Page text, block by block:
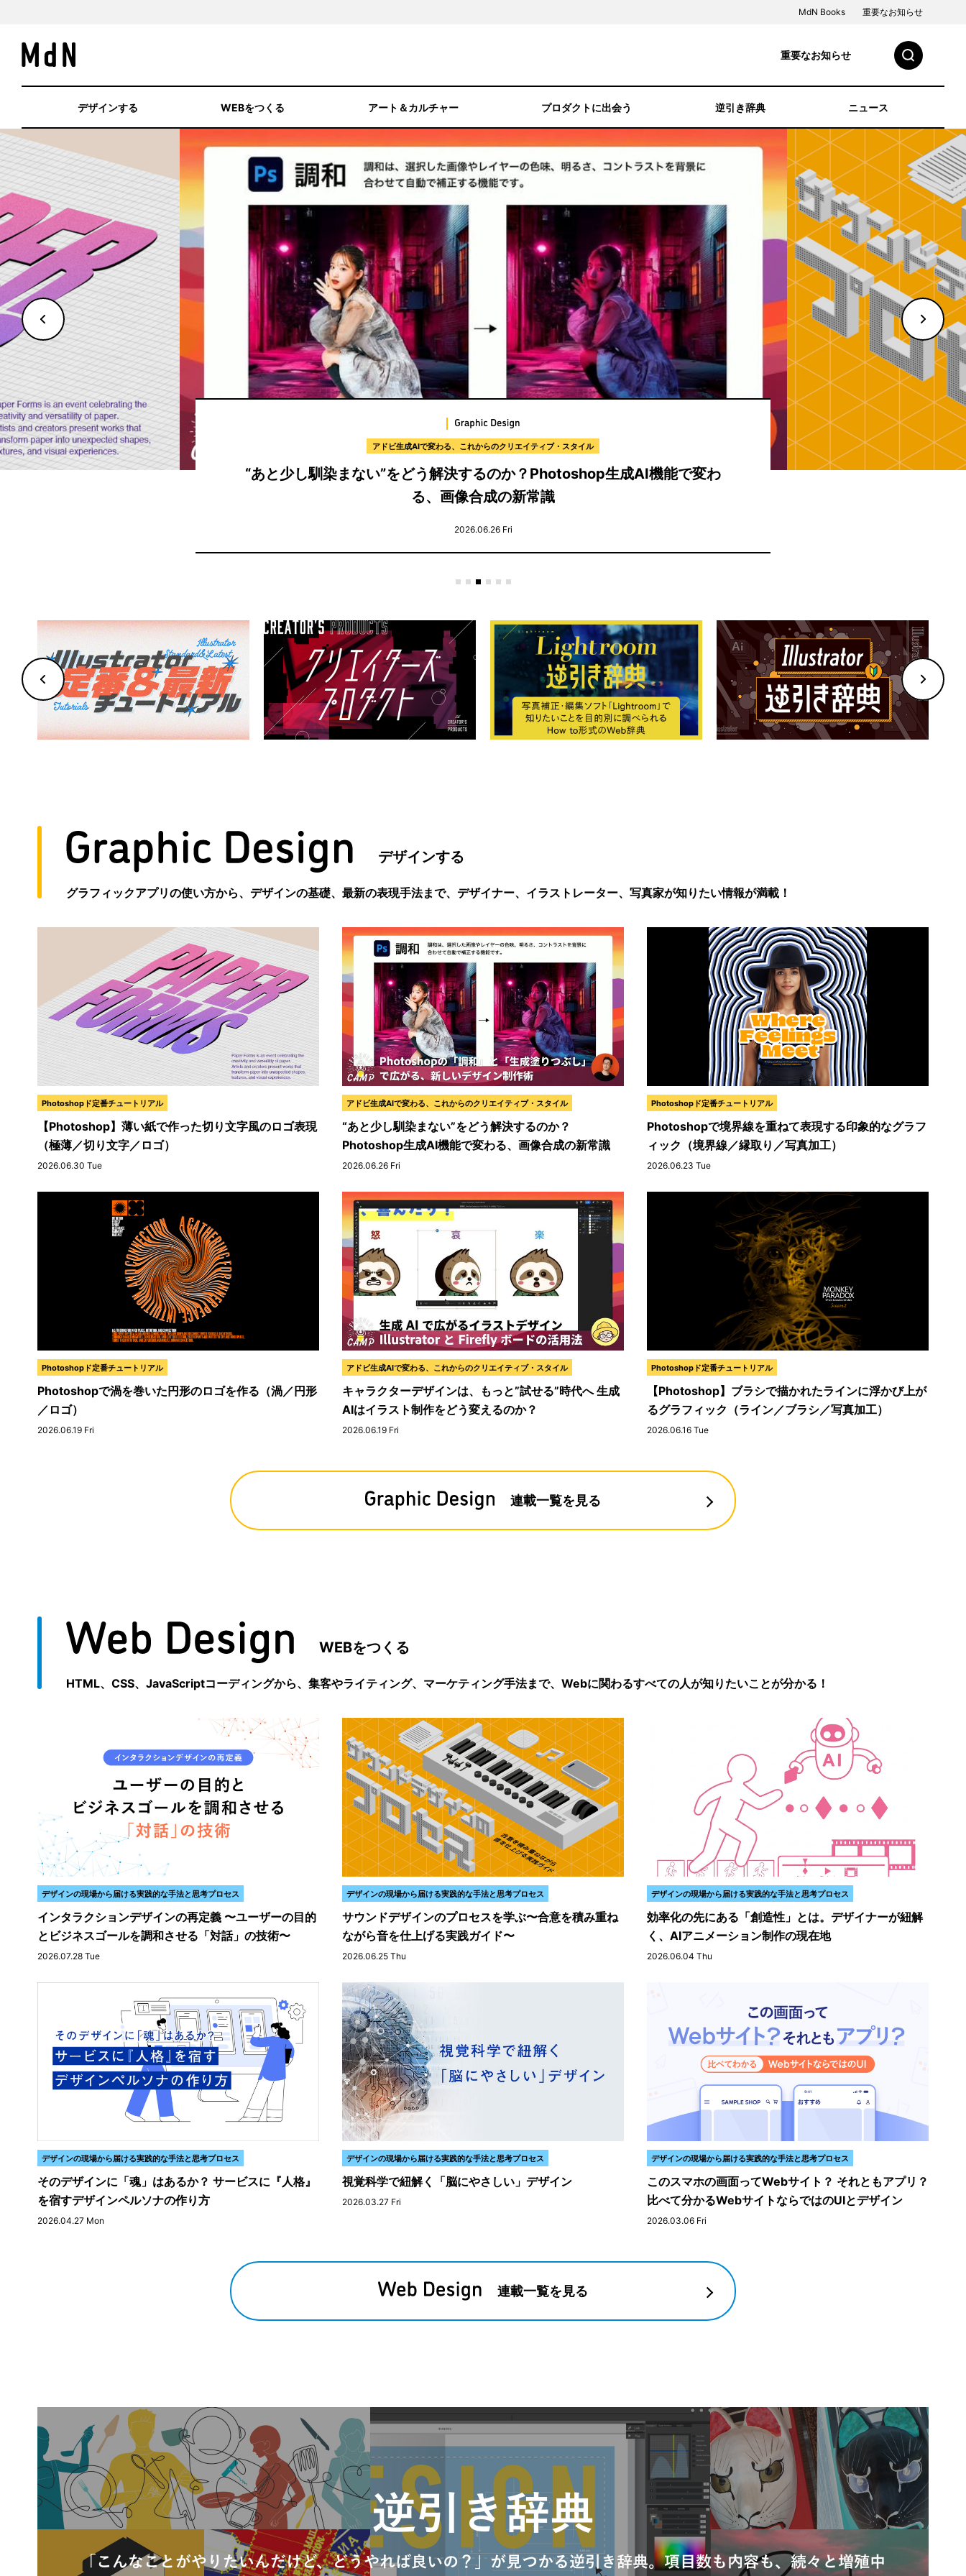
MdN Books 重要なお知らせ
重要なお知らせ
デザインする WEBをつくる アート＆カルチャー プロダクトに出会う 逆引き辞典 ニュース
デザインの現場から届ける実践的な手法と思考プロセス
サウンドデザインのプロセスを学ぶ〜合意を積み重ねながら音を仕上げる
実践ガイド〜
2026.06.25 Thu
デザインする
グラフィックアプリの使い方から、デザインの基礎、最新の表現手法まで、デザイナー、イラストレーター、写真家が知りたい情報が満載！
Photoshopド定番チュートリアル
【Photoshop】薄い紙で作った切り文字風のロゴ表現
（極薄／切り文字／ロゴ）
2026.06.30 Tue
アドビ生成AIで変わる、これからのクリエイティブ・スタイル
“あと少し馴染まない”をどう解決するのか？
Photoshop生成AI機能で変わる、画像合成の新常識
2026.06.26 Fri
Photoshopド定番チュートリアル
Photoshopで境界線を重ねて表現する印象的なグラフ
ィック（境界線／縁取り／写真加工）
2026.06.23 Tue
Photoshopド定番チュートリアル
Photoshopで渦を巻いた円形のロゴを作る（渦／円形
／ロゴ）
2026.06.19 Fri
アドビ生成AIで変わる、これからのクリエイティブ・スタイル
キャラクターデザインは、もっと”試せる”時代へ 生成
AIはイラスト制作をどう変えるのか？
2026.06.19 Fri
Photoshopド定番チュートリアル
【Photoshop】ブラシで描かれたラインに浮かび上が
るグラフィック（ライン／ブラシ／写真加工）
2026.06.16 Tue
連載一覧を見る
WEBをつくる
HTML、CSS、JavaScriptコーディングから、集客やライティング、マーケティング手法まで、Webに関わるすべての人が知りたいことが分かる！
デザインの現場から届ける実践的な手法と思考プロセス
インタラクションデザインの再定義 〜ユーザーの目的
とビジネスゴールを調和させる「対話」の技術〜
2026.07.28 Tue
デザインの現場から届ける実践的な手法と思考プロセス
サウンドデザインのプロセスを学ぶ〜合意を積み重ね
ながら音を仕上げる実践ガイド〜
2026.06.25 Thu
デザインの現場から届ける実践的な手法と思考プロセス
効率化の先にある「創造性」とは。デザイナーが紐解
く、AIアニメーション制作の現在地
2026.06.04 Thu
デザインの現場から届ける実践的な手法と思考プロセス
そのデザインに「魂」はあるか？ サービスに『人格』
を宿すデザインペルソナの作り方
2026.04.27 Mon
デザインの現場から届ける実践的な手法と思考プロセス
視覚科学で紐解く「脳にやさしい」デザイン
2026.03.27 Fri
デザインの現場から届ける実践的な手法と思考プロセス
このスマホの画面ってWebサイト？ それともアプリ？
比べて分かるWebサイトならではのUIとデザイン
2026.03.06 Fri
連載一覧を見る